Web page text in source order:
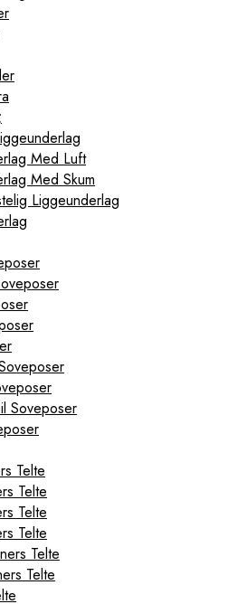
Med Luft
Med Skum
Liggeunderlag
Soveposer
Telte
Telte
Telte
Telte
Telte
Telte